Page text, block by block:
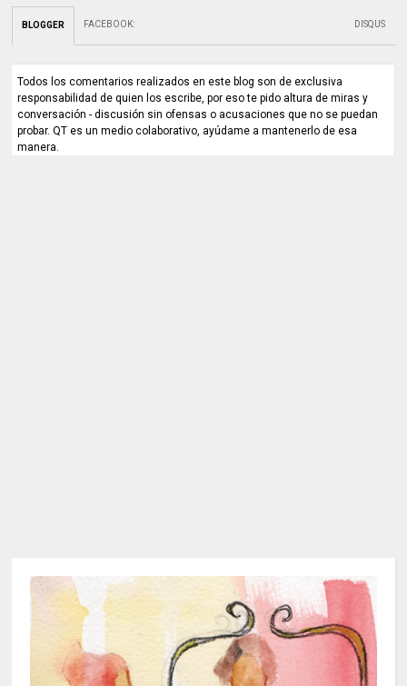
BLOGGER FACEBOOK: DISQUS
Todos los comentarios realizados en este blog son de exclusiva
responsabilidad de quien los escribe, por eso te pido altura de miras y
conversación - discusión sin ofensas o acusaciones que no se puedan
probar. QT es un medio colaborativo, ayúdame a mantenerlo de esa
manera.